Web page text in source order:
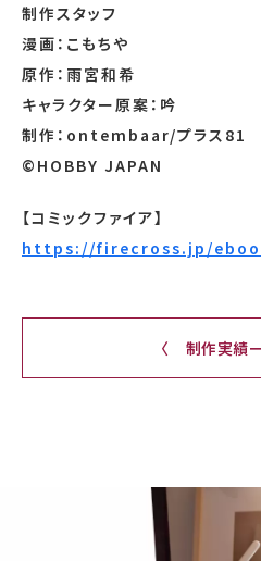
制作スタッフ
漫画：こもちや
原作：雨宮和希
キャラクター原案：吟
制作：ontembaar/プラス81
©HOBBY JAPAN
【コミックファイア】
https://firecross.jp/
〈 制作実績